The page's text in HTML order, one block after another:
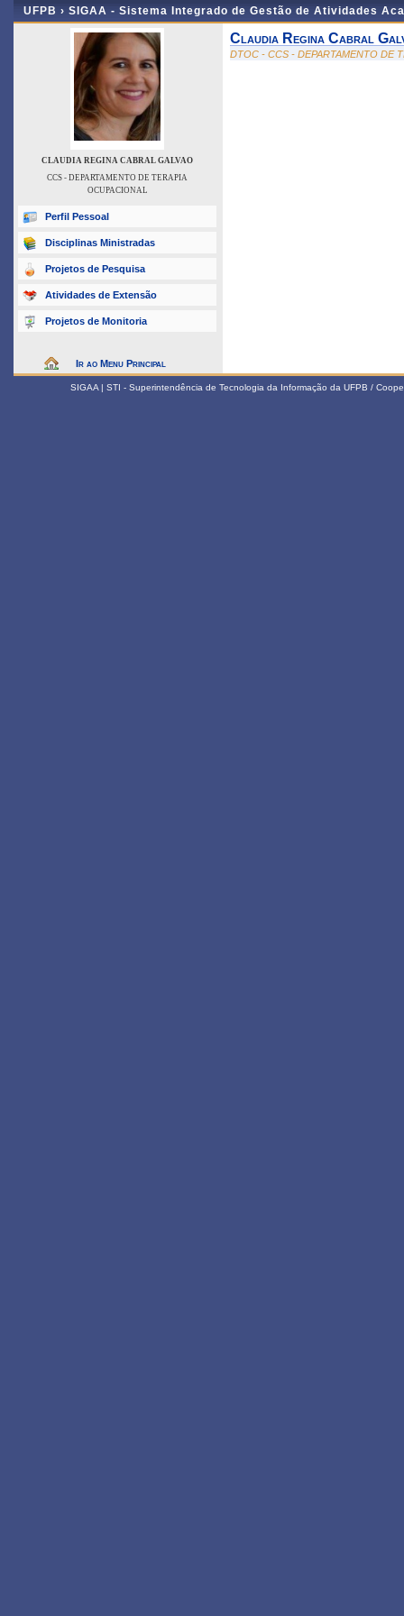
UFPB › SIGAA - Sistema Integrado de Gestão de Atividades
CLAUDIA REGINA CABRAL GALVAO
CCS - DEPARTAMENTO DE TERAPIA
OCUPACIONAL
Perfil Pessoal
Disciplinas Ministradas
Projetos de Pesquisa
Atividades de Extensão
Projetos de Monitoria
Ir ao Menu Principal
Claudia Regina Cabral
DTOC - CCS - DEPARTAMENTO DE
SIGAA | STI - Superintendência de Tecnologia da Informação da UFPB /